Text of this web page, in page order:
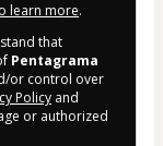
learn more.
that
Pentagrama
or control over
Policy and
or authorized